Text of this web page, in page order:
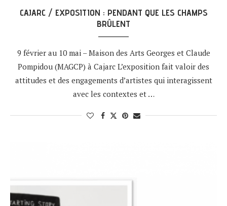
CAJARC / EXPOSITION : PENDANT QUE LES CHAMPS
BRÛLENT
9 février au 10 mai – Maison des Arts Georges et Claude
Pompidou (MAGCP) à Cajarc L’exposition fait valoir des
attitudes et des engagements d’artistes qui interagissent
avec les contextes et …